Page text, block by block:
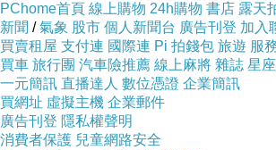
PChome首頁 線上購物 24h購物 書店 露天
新聞 /氣象 股市 個人新聞台 廣告刊登 加入
買賣租屋 支付連 國際連 Pi 拍錢包 旅遊 服
買車 旅行團 汽車險推薦 線上麻將 雜誌 星
一元簡訊 直播達人 數位憑證 企業簡訊
買網址 虛擬主機 企業郵件
廣告刊登 隱私權聲明
消費者保護 兒童網路安全